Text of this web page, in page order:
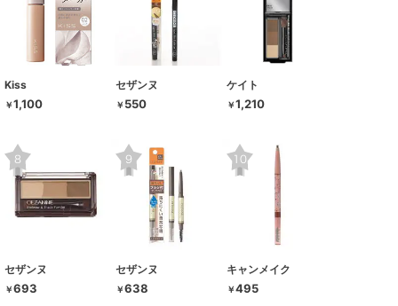
Kiss
￥1,100
セザンヌ
￥ 550
ケイト
￥1,210
セザンヌ
￥693
セザンヌ
￥638
キャンメイク
￥495